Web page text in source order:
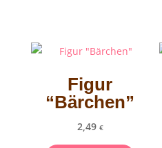
Figur
“Bärchen”
2,49 €